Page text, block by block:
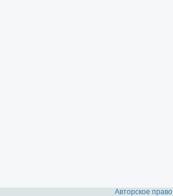
Авторское